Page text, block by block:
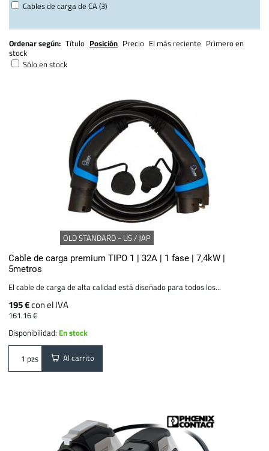
Cables de carga de CA (3)
Ordenar según: Título Posición Precio El más reciente Primero en
stock
Sólo en stock
OLD STANDARD - US / JAP
Cable de carga premium TIPO 1 | 32A | 1 fase | 7,4kW |
5metros
El cable de carga de alta calidad está diseñado para todos los...
195 €con el IVA
161.16 €
Disponibilidad: En stock
pzs Al carrito